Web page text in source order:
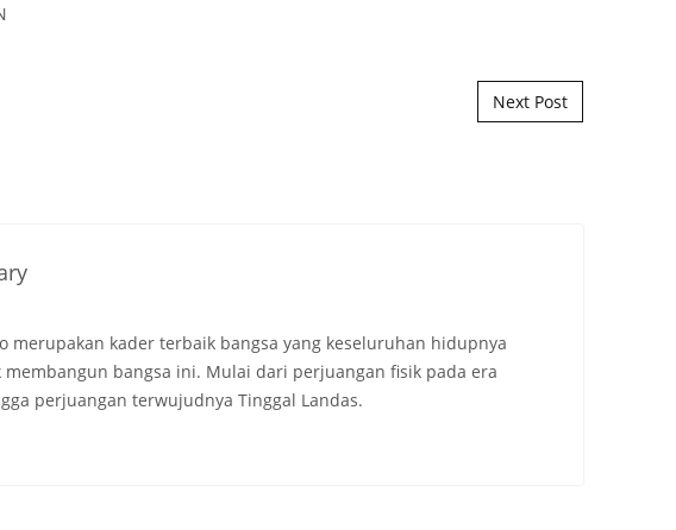
Next Post
merupakan kader terbaik bangsa yang keseluruhan hidupnya
bangsa ini. Mulai dari perjuangan fisik pada era
perjuangan terwujudnya Tinggal Landas.